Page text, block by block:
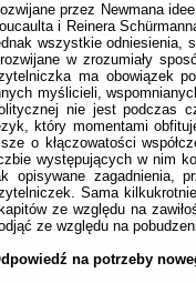
przez Newmana
i Reinera
wszystkie odniesienia,
w zrozumiały
ma obowiązek
myślicieli,
nie jest podczas
który momentami
o kłączowatości
występujących w nim
opisywane zagadnienia,
Sama
ze względu na
ze względu na
na potrzeby